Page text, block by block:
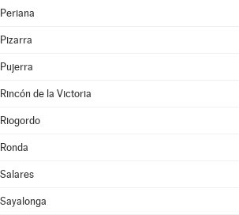
Periana
Pizarra
Pujerra
Rincón de la Victoria
Riogordo
Ronda
Salares
Sayalonga